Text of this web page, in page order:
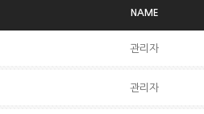
NAME
관리자
관리자